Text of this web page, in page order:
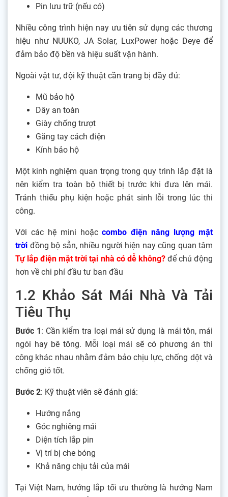
Pin lưu trữ (nếu có)
Nhiều công trình hiện nay ưu tiên sử dụng các thương
hiệu như NUUKO, JA Solar, LuxPower hoặc Deye để
đảm bảo độ bền và hiệu suất vận hành.
Ngoài vật tư, đội kỹ thuật cần trang bị đầy đủ:
Mũ bảo hộ
Dây an toàn
Giày chống trượt
Găng tay cách điện
Kính bảo hộ
Một kinh nghiệm quan trọng trong quy trình lắp đặt là
nên kiểm tra toàn bộ thiết bị trước khi đưa lên mái.
Tránh thiếu phụ kiện hoặc phát sinh lỗi trong lúc thi
công.
Với các hệ mini hoặccombo điện năng lượng mặt
trời đồng bộ sẵn, nhiều người hiện nay cũng quan tâm
Tự lắp điện mặt trời tại nhà có dễ không?để chủ động
hơn về chi phí đầu tư ban đầu
1.2 Khảo Sát Mái Nhà Và Tải
Tiêu Thụ
Bước 1 : Cần kiểm tra loại mái sử dụng là mái tôn, mái
ngói hay bê tông. Mỗi loại mái sẽ có phương án thi
công khác nhau nhằm đảm bảo chịu lực, chống dột và
chống gió tốt.
Bước 2: Kỹ thuật viên sẽ đánh giá:
Hướng nắng
Góc nghiêng mái
Diện tích lắp pin
Vị trí bị che bóng
Khả năng chịu tải của mái
Tại Việt Nam, hướng lắp tối ưu thường là hướng Nam